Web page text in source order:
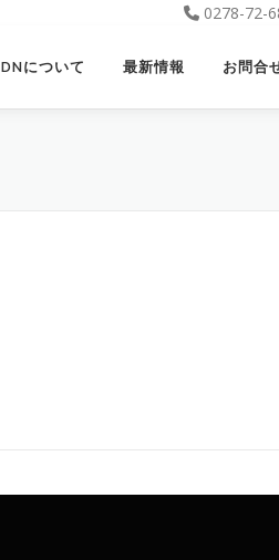
0278-72-
DNについて 最新情報 お問合